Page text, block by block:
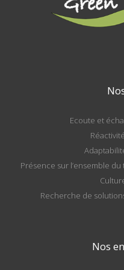
Ecoute et
Présence sur l’ensemble
Recherche de
Nos